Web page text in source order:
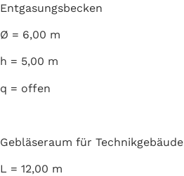
Entgasungsbecken
Ø = 6,00 m
h = 5,00 m
q = offen
Gebläseraum für Technikgebäude
L = 12,00 m